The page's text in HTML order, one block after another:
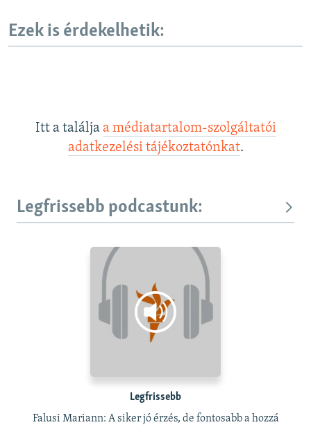
Ezek is érdekelhetik:
Itt a találja a médiatartalom-szolgáltatói
adatkezelési tájékoztatónkat.
Legfrissebb podcastunk:
Legfrissebb
Falusi Mariann: A siker jó érzés, de fontosabb a hozzá